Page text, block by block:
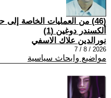
(46) من العمليات الخاصة
ألكسندر دوغين (1)
نورالدين علاك الاسفي
2026 / 8 / 7
مواضيع وابحاث سياسية